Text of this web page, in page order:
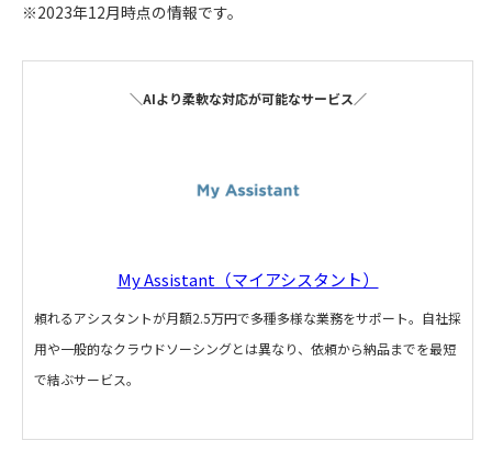
※2023年12月時点の情報です。
＼AIより柔軟な対応が可能なサービス／
My Assistant（マイアシスタント）
頼れるアシスタントが月額2.5万円で多種多様な業務をサポート。自社採
用や一般的なクラウドソーシングとは異なり、依頼から納品までを最短
で結ぶサービス。